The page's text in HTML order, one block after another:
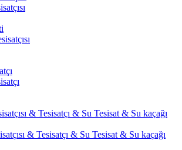
& Tesisatçı & Su Tesisat & Su kaçağı
& Tesisatçı & Su Tesisat & Su kaçağı